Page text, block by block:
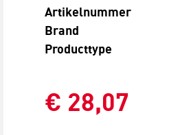
Artikelnummer
Brand
Producttype
€ 28,07